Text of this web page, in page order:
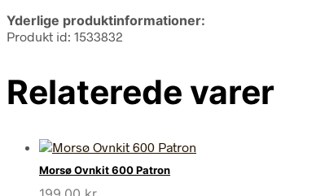
Yderlige produktinformationer:
Produkt id: 1533832
Relaterede varer
Morsø Ovnkit 600 Patron